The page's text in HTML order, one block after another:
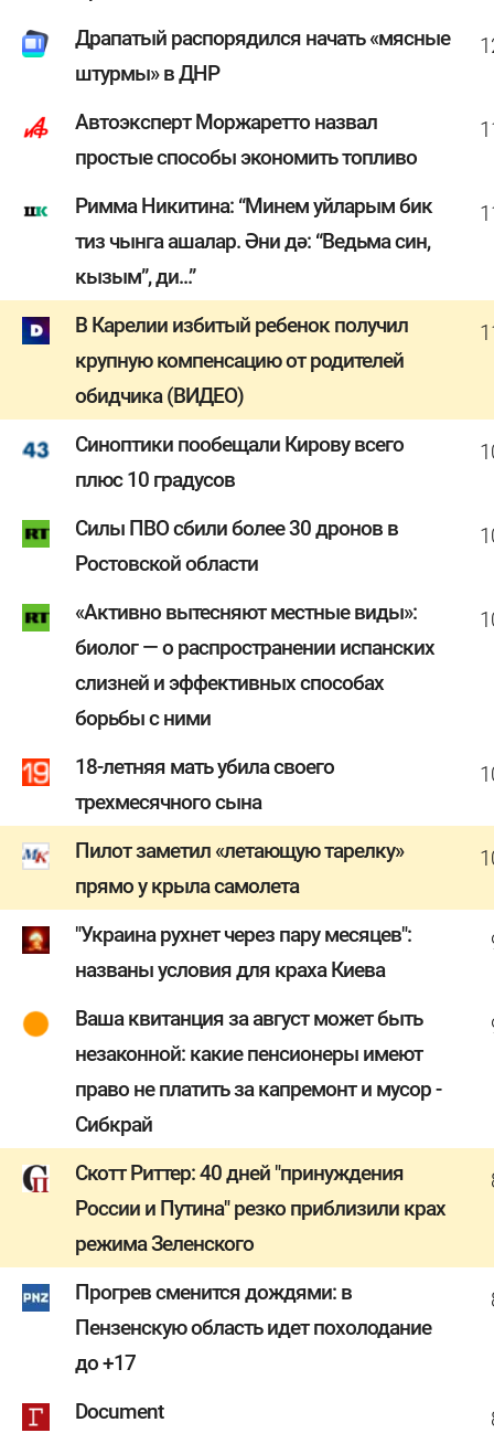
Драпатый распорядился начать «мясные
штурмы» в ДНР
Автоэксперт Моржаретто назвал
простые способы экономить топливо
Римма Никитина: “Минем уйларым бик
тиз чынга ашалар. Әни дә: “Ведьма син,
кызым”, ди...”
В Карелии избитый ребенок получил
крупную компенсацию от родителей
обидчика (ВИДЕО)
Синоптики пообещали Кирову всего
плюс 10 градусов
Силы ПВО сбили более 30 дронов в
Ростовской области
«Активно вытесняют местные виды»:
биолог — о распространении испанских
слизней и эффективных способах
борьбы с ними
18-летняя мать убила своего
трехмесячного сына
Пилот заметил «летающую тарелку»
прямо у крыла самолета
"Украина рухнет через пару месяцев":
названы условия для краха Киева
Ваша квитанция за август может быть
незаконной: какие пенсионеры имеют
право не платить за капремонт и мусор -
Сибкрай
Скотт Риттер: 40 дней "принуждения
России и Путина" резко приблизили крах
режима Зеленского
Прогрев сменится дождями: в
Пензенскую область идет похолодание
до +17
Document